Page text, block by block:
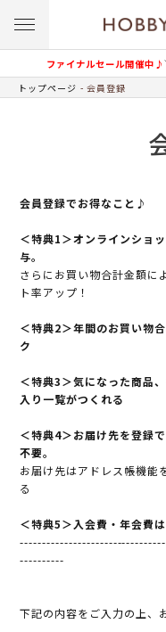
ファイナルセール開催中♪
トップページ 会員登録
会員登録でお得なこと♪
＜特典1＞オンラインショ
与。
さらにお買い物合計金額に
ト率アップ！
＜特典2＞年間のお買い物
ク
＜特典3＞気になった商品
入り一覧がつくれる
＜特典4＞お届け先を登録
不要。
お届け先はアドレス帳機能
る
＜特典5＞入会費・年会費
----------
下記の内容をご入力の上、